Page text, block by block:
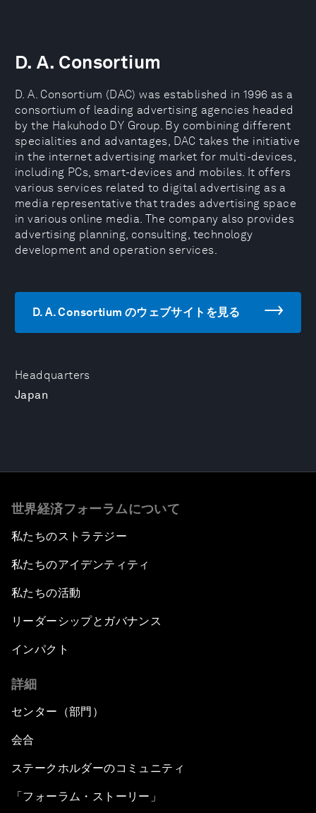
Headquarters
Japan
D. A. Consortium
D. A. Consortium (DAC) was established in 1996 as a
consortium of leading advertising agencies headed
by the Hakuhodo DY Group. By combining different
specialities and advantages, DAC takes the initiative
in the internet advertising market for multi-devices,
including PCs, smart-devices and mobiles. It offers
various services related to digital advertising as a
media representative that trades advertising space
in various online media. The company also provides
advertising planning, consulting, technology
development and operation services.
D. A. Consortium のウェブサイトを見る
世界経済フォーラムについて
私たちのストラテジー
私たちのアイデンティティ
私たちの活動
リーダーシップとガバナンス
インパクト
詳細
センター（部門）
会合
ステークホルダーのコミュニティ
「フォーラム・ストーリー」